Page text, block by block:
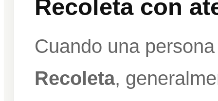
Recoleta con
Cuando una
Recoleta,